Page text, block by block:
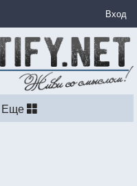
Вход
Еще